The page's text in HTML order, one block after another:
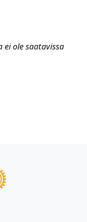
ei ole saatavissa